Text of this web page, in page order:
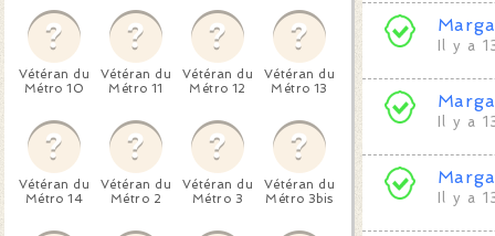
Vétéran du
Métro 10
Vétéran du
Métro 11
Vétéran du
Métro 12
Vétéran du
Métro 13
Vétéran du
Métro 14
Vétéran du
Métro 2
Vétéran du
Métro 3
Vétéran du
Métro 3bis
Il y a
Il y a
Il y a